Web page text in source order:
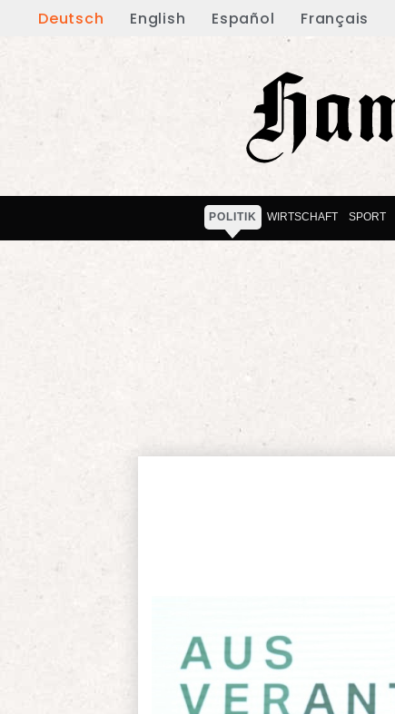
Deutsch English Español Français
POLITIK WIRTSCHAFT SPORT